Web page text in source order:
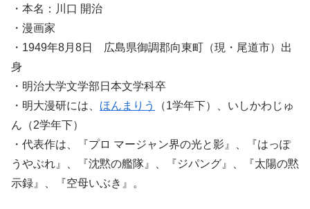
・本名：川口 開治
・漫画家
・1949年8月8日 広島県御調郡向東町（現・尾道市）出
身
・明治大学文学部日本文学科卒
・明大漫研には、 ほんまりう
（1学年下）、いしかわじゅ
ん（2学年下）
・代表作は、『プロ マージャン界の光と影』、『はっぽ
うやぶれ』、『沈黙の艦隊』、『ジパング』、『太陽の黙
示録』、『空母いぶき』。